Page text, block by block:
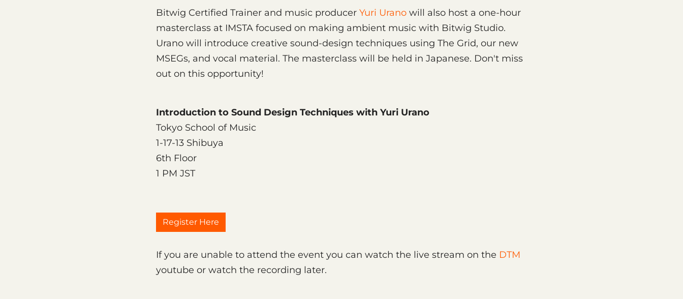
Bitwig Certified Trainer and music producer Yuri Urano will also host a one-hour
masterclass at IMSTA focused on making ambient music with Bitwig Studio.
Urano will introduce creative sound-design techniques using The Grid, our new
MSEGs, and vocal material. The masterclass will be held in Japanese. Don't miss
out on this opportunity!
Introduction to Sound Design Techniques with Yuri Urano
Tokyo School of Music
1-17-13 Shibuya
6th Floor
1 PM JST
Register Here
If you are unable to attend the event you can watch the live stream on the DTM
youtube or watch the recording later.